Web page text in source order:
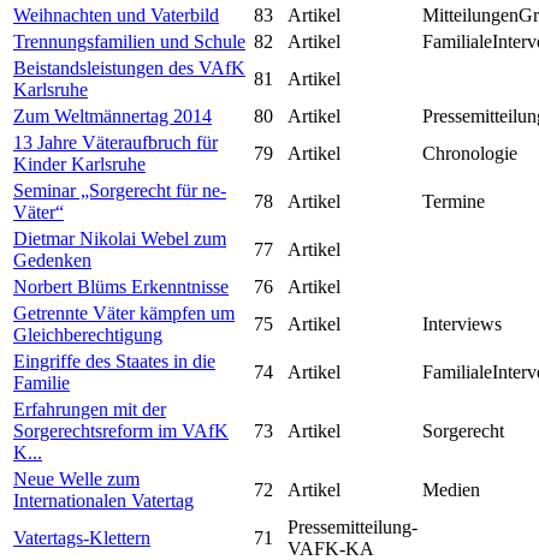
Weihnachten und Vaterbild
83 Artikel
Trennungsfamilien und Schule 82 Artikel
Beistandsleistungen des VAfK
Karlsruhe
81
Artikel
Zum Weltmännertag 2014
80 Artikel
13 Jahre Väteraufbruch für
Kinder Karlsruhe
79 Artikel
Chronologie
Seminar „Sorgerecht für ne-
Väter“
78 Artikel
Termine
Dietmar Nikolai Webel zum
Gedenken
77
Artikel
Norbert Blüms Erkenntnisse
76
Artikel
Getrennte Väter kämpfen um
Gleichberechtigung
75 Artikel
Interviews
Eingriffe des Staates in die
Familie
74 Artikel
Erfahrungen mit der
Sorgerechtsreform im VAfK
K...
73 Artikel Sorgerecht
Neue Welle zum
Internationalen Vatertag
72 Artikel Medien
Vatertags-Klettern 71
Pressemitteilung-
VAFK-KA